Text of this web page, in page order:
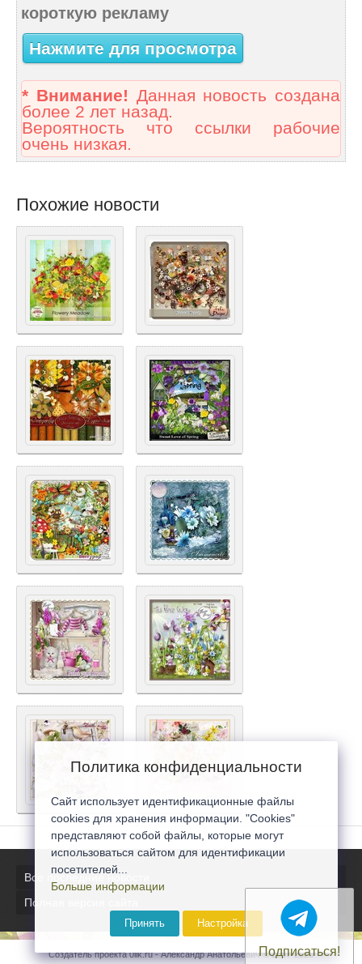
короткую рекламу
Нажмите для просмотра
* Внимание! Данная новость создана
более 2 лет назад.
Вероятность что ссылки рабочие
очень низкая.
Похожие новости
Все последние новости
Полная версия сайта
Создатель проекта 0lik.ru - Александр Анатольевич © 2007-2026
Подписаться!
Политика конфиденциальности
Сайт использует идентификационные файлы
cookies для хранения информации. "Cookies"
представляют собой файлы, которые могут
использоваться сайтом для идентификации
посетителей...
Больше информации
Принять Настройка